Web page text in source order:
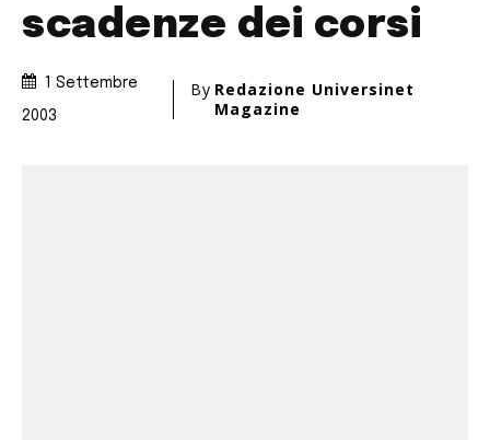
scadenze dei corsi
1 Settembre
2003
By Redazione Universinet
Magazine